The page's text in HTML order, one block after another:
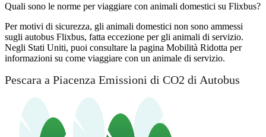
Quali sono le norme per viaggiare con animali domestici su Flixbus?
Per motivi di sicurezza, gli animali domestici non sono ammessi
sugli autobus Flixbus, fatta eccezione per gli animali di servizio.
Negli Stati Uniti, puoi consultare la pagina Mobilità Ridotta per
informazioni su come viaggiare con un animale di servizio.
Pescara a Piacenza Emissioni di CO2 di Autobus